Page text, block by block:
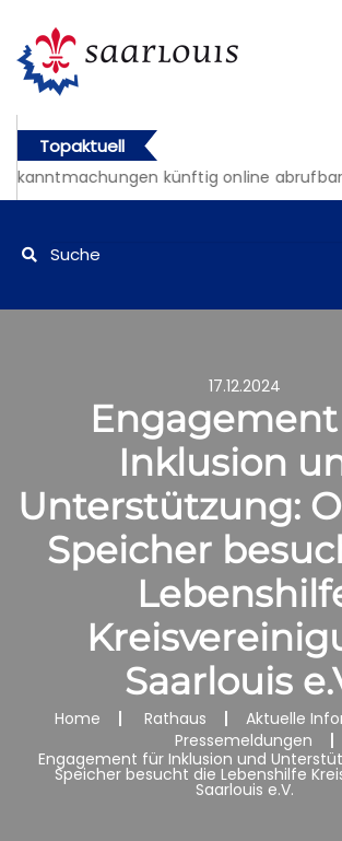
Topaktuell
künftig online abrufbar
17.12.2024
Inklusion
Unterstützung:
Speicher
Saarlouis
Home Rathaus
Aktuelle
Pressemeldungen
Engagement für Inklusion und
Speicher besucht die Lebenshilfe
Saarlouis e.V.